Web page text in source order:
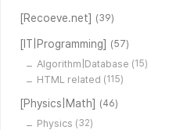
[Recoeve.net] (39)
[IT|Programming] (57)
Algorithm|Database (15)
HTML related (115)
[Physics|Math] (46)
Physics (32)